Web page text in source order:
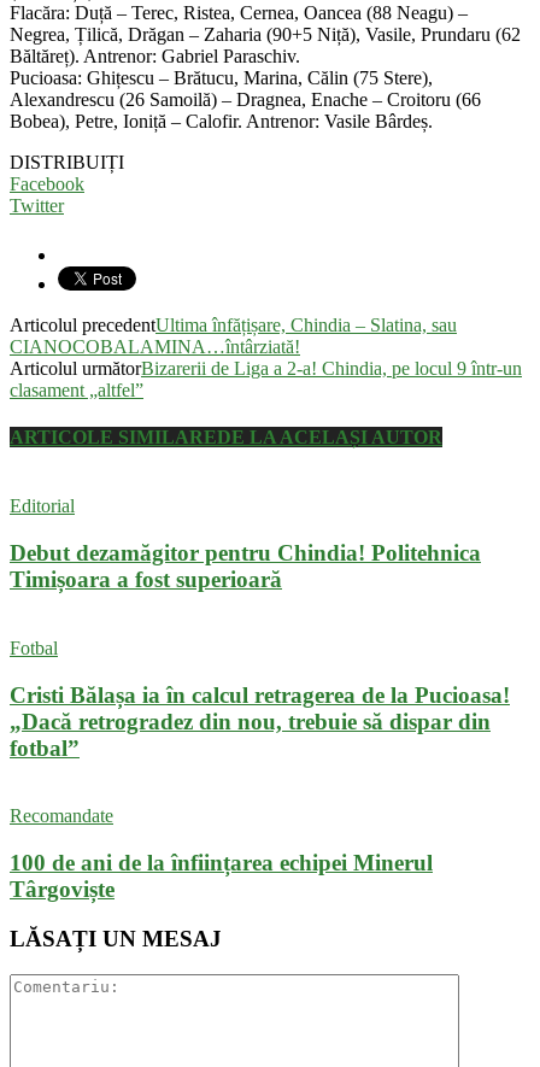
Flacăra: Duță – Terec, Ristea, Cernea, Oancea (88 Neagu) –
Negrea, Țilică, Drăgan – Zaharia (90+5 Niță), Vasile, Prundaru (62
Băltăreț). Antrenor: Gabriel Paraschiv.
Pucioasa: Ghițescu – Brătucu, Marina, Călin (75 Stere),
Alexandrescu (26 Samoilă) – Dragnea, Enache – Croitoru (66
Bobea), Petre, Ioniță – Calofir. Antrenor: Vasile Bârdeș.
DISTRIBUIȚI
Facebook
Twitter
Articolul precedentUltima înfățișare, Chindia – Slatina, sau
CIANOCOBALAMINA…întârziată!
Articolul următorBizarerii de Liga a 2-a! Chindia, pe locul 9 într-un
clasament „altfel”
ARTICOLE SIMILAREDE LA ACELAȘI AUTOR
Editorial
Debut dezamăgitor pentru Chindia! Politehnica
Timișoara a fost superioară
Fotbal
Cristi Bălașa ia în calcul retragerea de la Pucioasa!
„Dacă retrogradez din nou, trebuie să dispar din
fotbal”
Recomandate
100 de ani de la înființarea echipei Minerul
Târgoviște
LĂSAȚI UN MESAJ